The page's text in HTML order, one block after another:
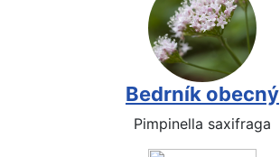
Bedrník obecný
Pimpinella saxifraga